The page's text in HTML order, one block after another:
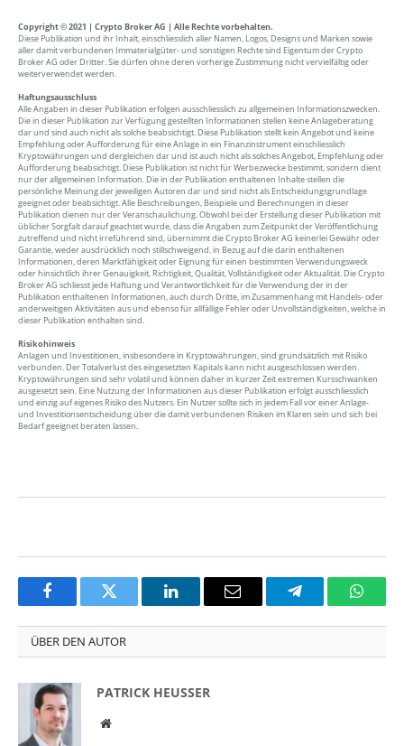
Copyright © 2021 | Crypto Broker AG | Alle Rechte vorbehalten.
Diese Publikation und ihr Inhalt, einschliesslich aller Namen, Logos, Designs und Marken sowie
aller damit verbundenen Immaterialgüter- und sonstigen Rechte sind Eigentum der Crypto
Broker AG oder Dritter. Sie dürfen ohne deren vorherige Zustimmung nicht vervielfältig oder
weiterverwendet werden.
Haftungsausschluss
Alle Angaben in dieser Publikation erfolgen ausschliesslich zu allgemeinen Informationszwecken.
Die in dieser Publikation zur Verfügung gestellten Informationen stellen keine Anlageberatung
dar und sind auch nicht als solche beabsichtigt. Diese Publikation stellt kein Angebot und keine
Empfehlung oder Aufforderung für eine Anlage in ein Finanzinstrument einschliesslich
Kryptowährungen und dergleichen dar und ist auch nicht als solches Angebot, Empfehlung oder
Aufforderung beabsichtigt. Diese Publikation ist nicht für Werbezwecke bestimmt, sondern dient
nur der allgemeinen Information. Die in der Publikation enthaltenen Inhalte stellen die
persönliche Meinung der jeweiligen Autoren dar und sind nicht als Entscheidungsgrundlage
geeignet oder beabsichtigt. Alle Beschreibungen, Beispiele und Berechnungen in dieser
Publikation dienen nur der Veranschaulichung. Obwohl bei der Erstellung dieser Publikation mit
üblicher Sorgfalt darauf geachtet wurde, dass die Angaben zum Zeitpunkt der Veröffentlichung
zutreffend und nicht irreführend sind, übernimmt die Crypto Broker AG keinerlei Gewähr oder
Garantie, weder ausdrücklich noch stillschweigend, in Bezug auf die darin enthaltenen
Informationen, deren Marktfähigkeit oder Eignung für einen bestimmten Verwendungsweck
oder hinsichtlich ihrer Genauigkeit, Richtigkeit, Qualität, Vollständigkeit oder Aktualität. Die Crypto
Broker AG schliesst jede Haftung und Verantwortlichkeit für die Verwendung der in der
Publikation enthaltenen Informationen, auch durch Dritte, im Zusammenhang mit Handels- oder
anderweitigen Aktivitäten aus und ebenso für allfällige Fehler oder Unvollständigkeiten, welche in
dieser Publikation enthalten sind.
Risikohinweis
Anlagen und Investitionen, insbesondere in Kryptowährungen, sind grundsätzlich mit Risiko
verbunden. Der Totalverlust des eingesetzten Kapitals kann nicht ausgeschlossen werden.
Kryptowährungen sind sehr volatil und können daher in kurzer Zeit extremen Kursschwanken
ausgesetzt sein. Eine Nutzung der Informationen aus dieser Publikation erfolgt ausschliesslich
und einzig auf eigenes Risiko des Nutzers. Ein Nutzer sollte sich in jedem Fall vor einer Anlage-
und Investitionsentscheidung über die damit verbundenen Risiken im Klaren sein und sich bei
Bedarf geeignet beraten lassen.
FacebookTwitter LinkedInEmail Telegram
ÜBER DEN AUTOR
PATRICK HEUSSER
Website